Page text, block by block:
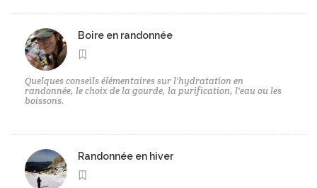
Boire en randonnée
Quelques conseils élémentaires sur l'hydratation en
randonnée, le choix de la gourde, la purification, l'eau ou les
boissons.
Randonnée en hiver